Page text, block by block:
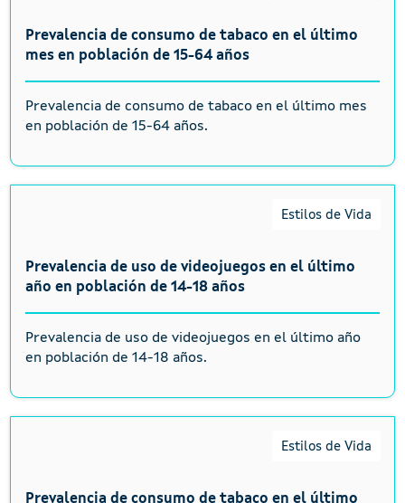
Prevalencia de consumo de tabaco en el último
mes en población de 15-64 años
Prevalencia de consumo de tabaco en el último mes
en población de 15-64 años.
Estilos de Vida
Prevalencia de uso de videojuegos en el último
año en población de 14-18 años
Prevalencia de uso de videojuegos en el último año
en población de 14-18 años.
Estilos de Vida
Prevalencia de consumo de tabaco en el último